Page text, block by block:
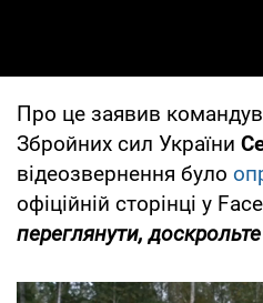
Про це заявив
Збройних сил України
відеозвернення було
офіційній сторінці у
переглянути,